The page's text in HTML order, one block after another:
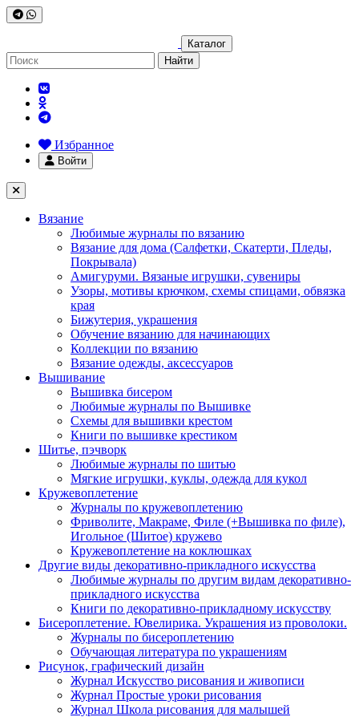
Каталог
Найти
Избранное
Войти
Вязание
Любимые журналы по вязанию
Вязание для дома (Салфетки, Скатерти, Пледы,
Покрывала)
Амигуруми. Вязаные игрушки, сувениры
Узоры, мотивы крючком, схемы спицами, обвязка
края
Бижутерия, украшения
Обучение вязанию для начинающих
Коллекции по вязанию
Вязание одежды, аксессуаров
Вышивание
Вышивка бисером
Любимые журналы по Вышивке
Схемы для вышивки крестом
Книги по вышивке крестиком
Шитье, пэчворк
Любимые журналы по шитью
Мягкие игрушки, куклы, одежда для кукол
Кружевоплетение
Журналы по кружевоплетению
Фриволите, Макраме, Филе (+Вышивка по филе),
Игольное (Шитое) кружево
Кружевоплетение на коклюшках
Другие виды декоративно-прикладного искусства
Любимые журналы по другим видам декоративно-
прикладного искусства
Книги по декоративно-прикладному искусству
Бисероплетение. Ювелирика. Украшения из проволоки.
Журналы по бисероплетению
Обучающая литература по украшениям
Рисунок, графический дизайн
Журнал Искусство рисования и живописи
Журнал Простые уроки рисования
Журнал Школа рисования для малышей